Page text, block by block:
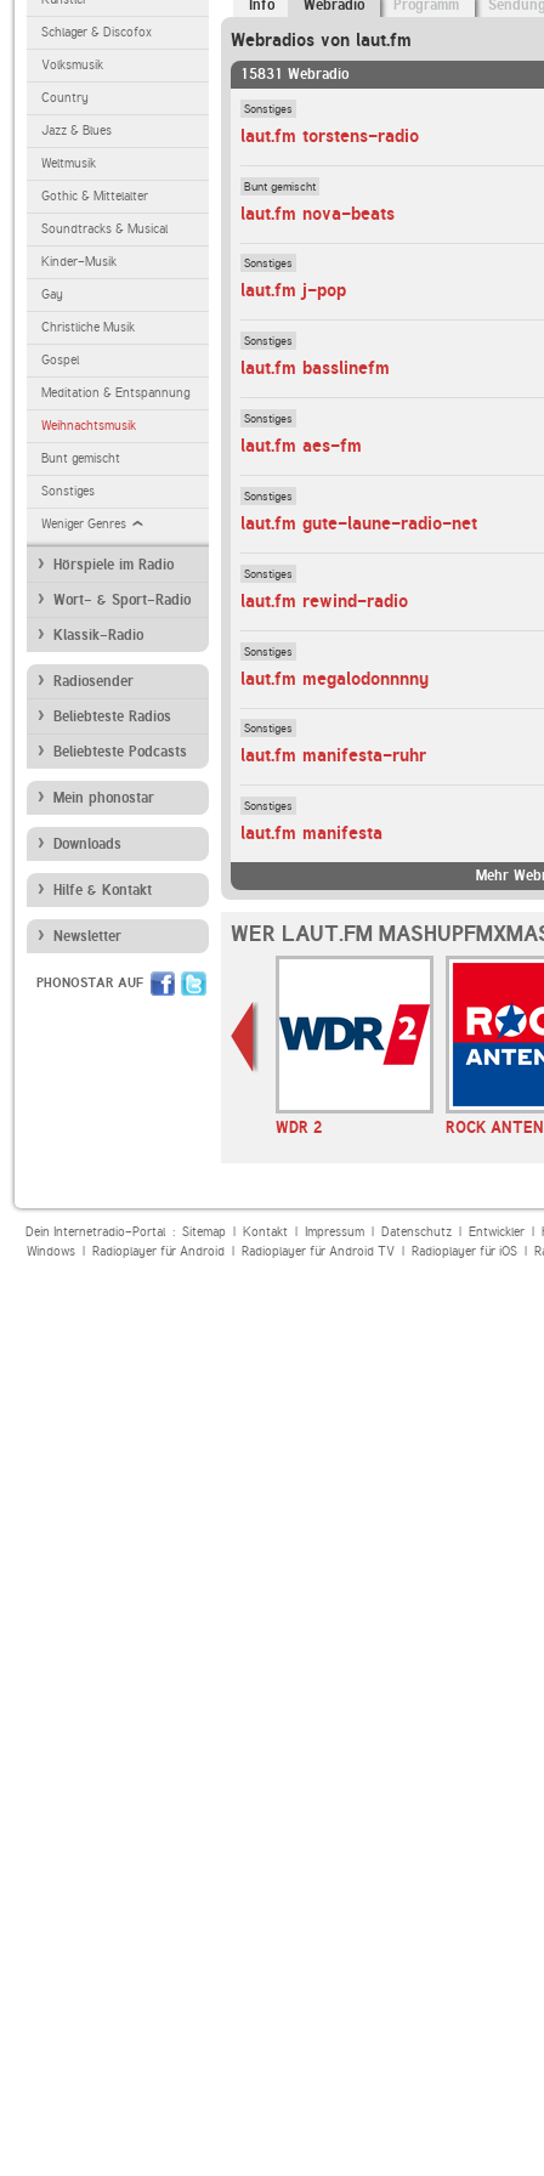
Schlager & Discofox
Volksmusik
Country
Jazz & Blues
Weltmusik
Gothic & Mittelalter
Soundtracks & Musical
Kinder-Musik
Gay
Christliche Musik
Gospel
Meditation & Entspannung
Weihnachtsmusik
Bunt gemischt
Sonstiges
Weniger Genres
Hörspiele im Radio
Wort- & Sport-Radio
Klassik-Radio
Radiosender
Beliebteste Radios
Beliebteste Podcasts
Mein phonostar
Downloads
Hilfe & Kontakt
Newsletter
PHONOSTAR AUF
Info Webradio Programm
Webradios von laut.fm
15831 Webradio
Sonstiges
laut.fm torstens-radio
Bunt gemischt
laut.fm nova-beats
Sonstiges
laut.fm j-pop
Sonstiges
laut.fm basslinefm
Sonstiges
laut.fm aes-fm
Sonstiges
laut.fm gute-laune-radio-net
Sonstiges
laut.fm rewind-radio
Sonstiges
laut.fm megalodonnnny
Sonstiges
laut.fm manifesta-ruhr
Sonstiges
laut.fm manifesta
Mehr
WER LAUT.FM
WDR 2 ROCK
Dein Internetradio-Portal : Sitemap| Kontakt| Impressum| Datenschutz| Entwickler|
Windows| Radioplayer für Android| Radioplayer für Android TV| Radioplayer für iOS|